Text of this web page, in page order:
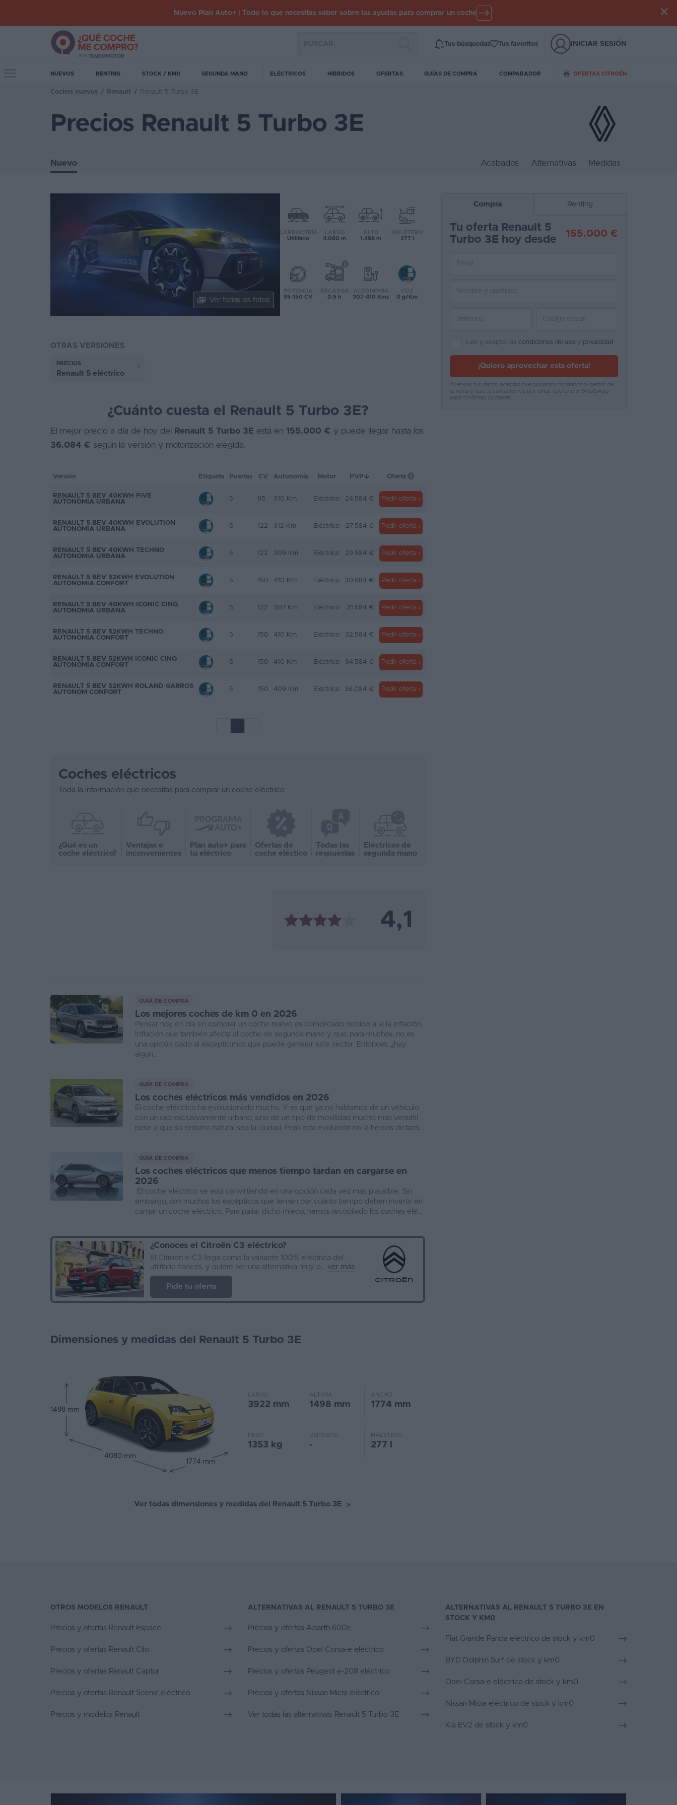
Suscripción
Comparador
Nuevo Plan Auto+ | Todo lo que necesitas saber sobre las ayudas para comprar un coche
Tus búsquedas Tus favoritos INICIAR SESIÓN
NUEVOS RENTING STOCK / KM0 SEGUNDA MANO ELÉCTRICOS HÍBRIDOS OFERTAS GUÍAS DE COMPRA COMPARADOR OFERTAS CITROËN
Coches nuevos / Renault / Renault 5 Turbo 3E
Precios Renault 5 Turbo 3E
Nuevo Acabados Alternativas Medidas
Ver todas las fotos
CARROCERÍA
Utilitario
LARGO
4.080 m
ALTO
1.498 m
MALETERO
277 l
POTENCIA
95-150 CV
RECARGA
0,5 h
AUTONOMÍA
307-410 Kms
CO2
0 g/Km
Compra Renting
Tu oferta Renault 5
Turbo 3E hoy desde
155.000 €
Leo y acepto las condiciones de uso y privacidad
¡Quiero aprovechar esta oferta!
Al enviar tus datos, aceptas que podamos facilitarlos al gestor de
la venta y que te contactemos por email, teléfono o WhatsApp
para confirmar tu interés.
OTRAS VERSIONES
PRECIOS
Renault 5 eléctrico
¿Cuánto cuesta el Renault 5 Turbo 3E?
El mejor precio a día de hoy del Renault 5 Turbo 3E está en 155.000 € y puede llegar hasta los
36.084 € según la versión y motorización elegida.
Versión Etiqueta Puertas CV Autonomía Motor PVP Oferta
RENAULT 5 BEV 40KWH FIVE
AUTONOMIA URBANA
5 95 310 Km Eléctrico 24.584 € Pedir oferta
RENAULT 5 BEV 40KWH EVOLUTION
AUTONOMIA URBANA
5 122 312 Km Eléctrico 27.584 € Pedir oferta
RENAULT 5 BEV 40KWH TECHNO
AUTONOMIA URBANA
5 122 309 Km Eléctrico 29.584 € Pedir oferta
RENAULT 5 BEV 52KWH EVOLUTION
AUTONOMIA CONFORT
5 150 410 Km Eléctrico 30.584 € Pedir oferta
RENAULT 5 BEV 40KWH ICONIC CINQ
AUTONOMIA URBANA
5 122 307 Km Eléctrico 31.584 € Pedir oferta
RENAULT 5 BEV 52KWH TECHNO
AUTONOMIA CONFORT
5 150 410 Km Eléctrico 32.584 € Pedir oferta
RENAULT 5 BEV 52KWH ICONIC CINQ
AUTONOMIA CONFORT
5 150 410 Km Eléctrico 34.584 € Pedir oferta
RENAULT 5 BEV 52KWH ROLAND GARROS
AUTONOM CONFORT
5 150 409 Km Eléctrico 36.084 € Pedir oferta
1
Coches eléctricos
Toda la información que necesitas para comprar un coche eléctrico
¿Qué es un
coche eléctrico?
Ventajas e
inconvenientes
Plan auto+ para
tu eléctrico
Ofertas de
coche eléctico
Todas las
respuestas
Eléctricos de
segunda mano
4,1
GUÍA DE COMPRA
Los mejores coches de km 0 en 2026
Pensar hoy en día en comprar un coche nuevo es complicado debido a la la inflación.
Inflación que también afecta al coche de segunda mano y que, para muchos, no es
una opción dado al escepticimos que puede generar este sector. Entonces, ¿hay
algun...
GUÍA DE COMPRA
Los coches eléctricos más vendidos en 2026
El coche eléctrico ha evolucionado mucho. Y es que ya no hablamos de un vehículo
con un uso exclusivamente urbano, sino de un tipo de movilidad mucho más versátil
pese a que su entorno natural sea la ciudad. Pero esta evolución no la hemos dictami...
GUÍA DE COMPRA
Los coches eléctricos que menos tiempo tardan en cargarse en
2026
El coche eléctrico se está convirtiendo en una opción cada vez más plausible. Sin
embargo, son muchos los excépticos que temen por cuánto tiempo deben invertir en
cargar un coche eléctrico. Para paliar dicho miedo, hemos recopilado los coches elé...
¿Conoces el Citroën C3 eléctrico?
El Citroën ë-C3 llega como la variante 100% eléctrica del
utilitario francés, y quiere ser una alternativa muy p... ver más
Pide tu oferta
Dimensiones y medidas del Renault 5 Turbo 3E
1498 mm
4080 mm
1774 mm
LARGO
3922 mm
ALTURA
1498 mm
ANCHO
1774 mm
PESO
1353 kg
DEPÓSITO
-
MALETERO
277 l
Ver todas dimensiones y medidas del Renault 5 Turbo 3E >
OTROS MODELOS RENAULT
Precios y ofertas Renault Espace
Precios y ofertas Renault Clio
Precios y ofertas Renault Captur
Precios y ofertas Renault Scenic eléctrico
Precios y modelos Renault
ALTERNATIVAS AL RENAULT 5 TURBO 3E
Precios y ofertas Abarth 600e
Precios y ofertas Opel Corsa-e eléctrico
Precios y ofertas Peugeot e-208 eléctrico
Precios y ofertas Nissan Micra eléctrico
Ver todas las alternativas Renault 5 Turbo 3E
ALTERNATIVAS AL RENAULT 5 TURBO 3E EN
STOCK Y KM0
Fiat Grande Panda eléctrico de stock y km0
BYD Dolphin Surf de stock y km0
Opel Corsa-e eléctrico de stock y km0
Nissan Micra eléctrico de stock y km0
Kia EV2 de stock y km0